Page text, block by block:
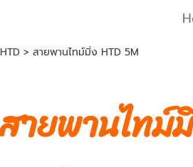
> สายพานไทม์มิ่ง HTD 5M
ายพานไทม์